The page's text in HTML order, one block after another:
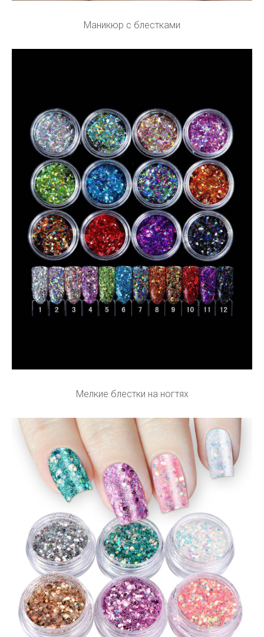
Маникюр с блестками
Мелкие блестки на ногтях